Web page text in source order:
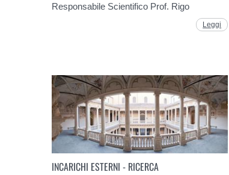
Responsabile Scientifico Prof. Rigo
Leggi
INCARICHI ESTERNI - RICERCA